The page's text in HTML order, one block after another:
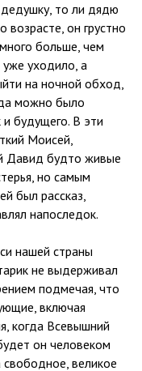
то ли дядю
возрасте, он грустно
больше, чем
уже уходило, а
на ночной обход,
можно было
и будущего. В эти
Моисей,
Давид будто живые
но самым
был рассказ,
напоследок.
нашей страны
не выдерживал
подмечая, что
включая
когда Всевышний
он человеком
свободное, великое